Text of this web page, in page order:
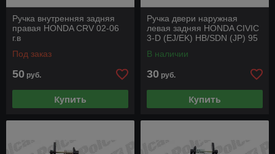
Ручка внутренняя задняя
правая HONDA CRV 02-06
г.в
Под заказ
50 руб.
Купить
Ручка двери наружная
левая задняя HONDA CIVIC
3-D (EJ/EK) HB/SDN (JP) 95
В наличии
30 руб.
Купить